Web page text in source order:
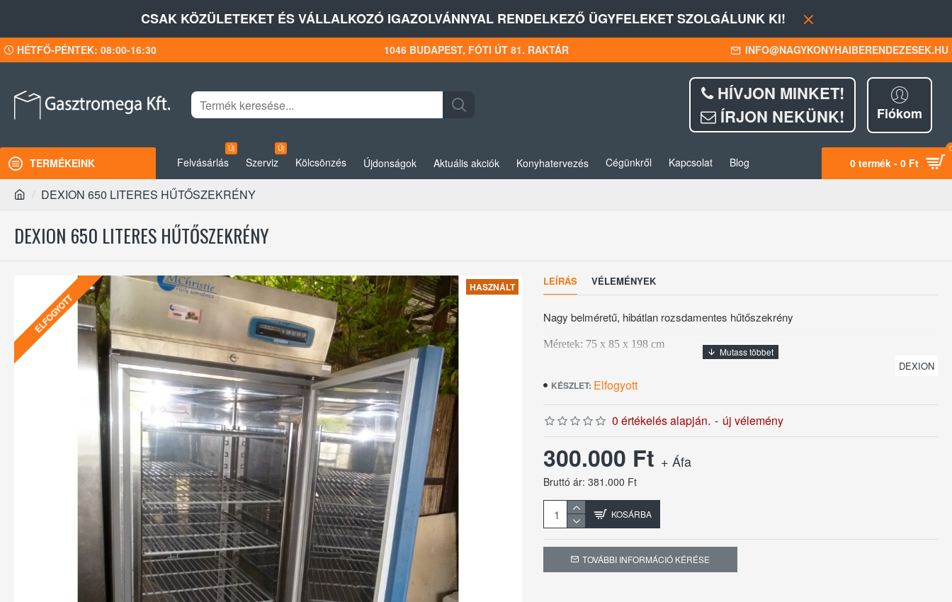
CSAK KÖZÜLETEKET ÉS VÁLLALKOZÓ IGAZOLVÁNNYAL RENDELKEZŐ ÜGYFELEKET SZOLGÁLUNK KI!
HÉTFŐ-PÉNTEK: 08:00-16:30 1046 BUDAPEST, FÓTI ÚT 81. RAKTÁR INFO@NAGYKONYHAIBERENDEZESEK.HU
HÍVJON MINKET!
ÍRJON NEKÜNK!
Fiókom
TERMÉKEINK Felvásárlás
Új
Szerviz
Új
Kölcsönzés Újdonságok Aktuális akciók Konyhatervezés Cégünkről Kapcsolat Blog 0 termék - 0 Ft
DEXION 650 LITERES HŰTŐSZEKRÉNY
DEXION 650 LITERES HŰTŐSZEKRÉNY
HASZNÁLT
ELFOGYOTT
LEÍRÁS VÉLEMÉNYEK
Nagy belméretű, hibátlan rozsdamentes hűtőszekrény
Méretek: 75 x 85 x 198 cm
KÉSZLET: Elfogyott
DEXION
0 értékelés alapján. - új vélemény
300.000 Ft + Áfa
Bruttó ár: 381.000 Ft
KOSÁRBA
TOVÁBBI INFORMÁCIÓ KÉRÉSE